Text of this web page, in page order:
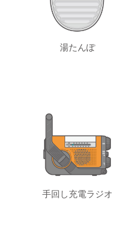
湯たんぽ
手回し充電ラジオ